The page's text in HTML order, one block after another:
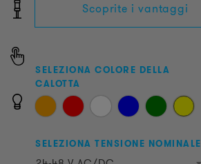
Scoprite i vantaggi
SELEZIONA COLORE DELLA
CALOTTA
SELEZIONA TENSIONE NOMINALE